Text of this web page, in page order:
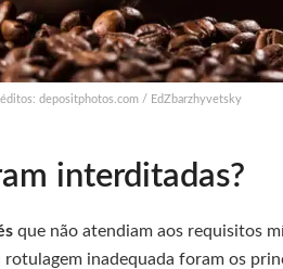
depositphotos.com / EdZbarzhyvetsky
interditadas?
que não atendiam aos requisitos
inadequada foram os